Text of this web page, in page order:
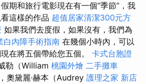
期和旅行電影現在有一個“季節”，我
這樣的作品 超值居家清潔300元方
如果我們去度假，如果沒有，我們為
白內障手術指南 在幾個小時內，可以
在將五個帶給您五個。 卡式台胞證
勒（William 桃園外燴 二手攤車
奧黛麗·赫本（Audrey 護理之家 新店